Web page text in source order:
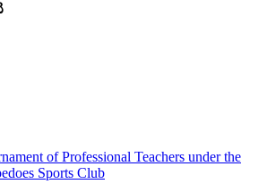
of Professional Teachers under the
Sports Club